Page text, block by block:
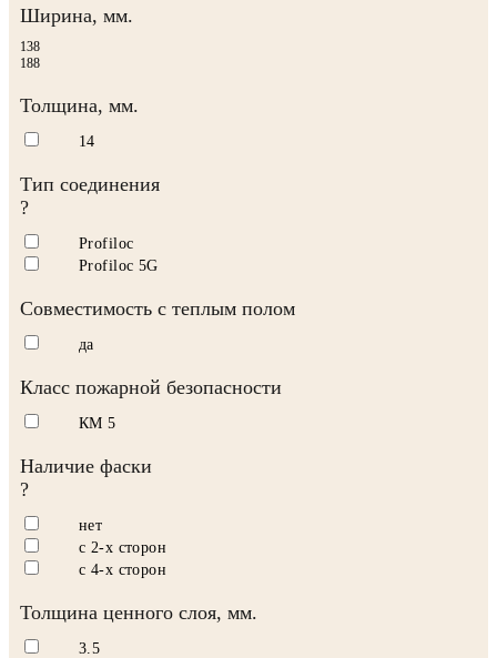
Ширина, мм.
138
188
Толщина, мм.
14
Тип соединения
?
Profiloc
Profiloc 5G
Совместимость с теплым полом
да
Класс пожарной безопасности
КМ 5
Наличие фаски
?
нет
с 2-х сторон
с 4-х сторон
Толщина ценного слоя, мм.
3.5